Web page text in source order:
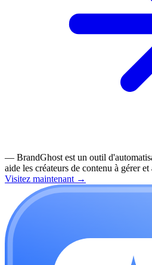
— BrandGhost est un outil
aide les créateurs de contenu à gérer
Visitez maintenant →